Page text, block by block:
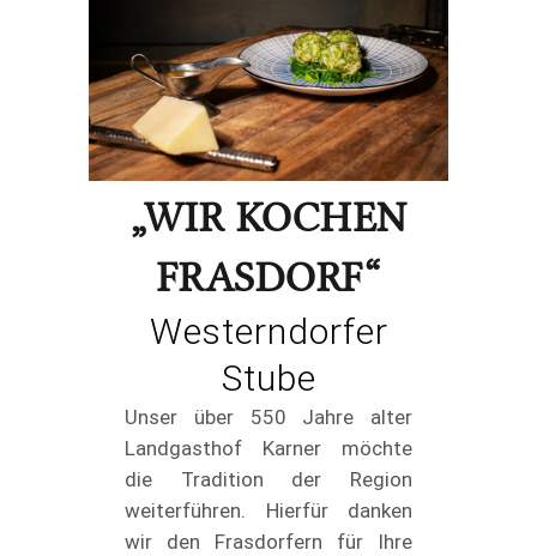
„WIR KOCHEN
FRASDORF“
Westerndorfer
Stube
Unser über 550 Jahre alter
Landgasthof Karner möchte
die Tradition der Region
weiterführen. Hierfür danken
wir den Frasdorfern für Ihre